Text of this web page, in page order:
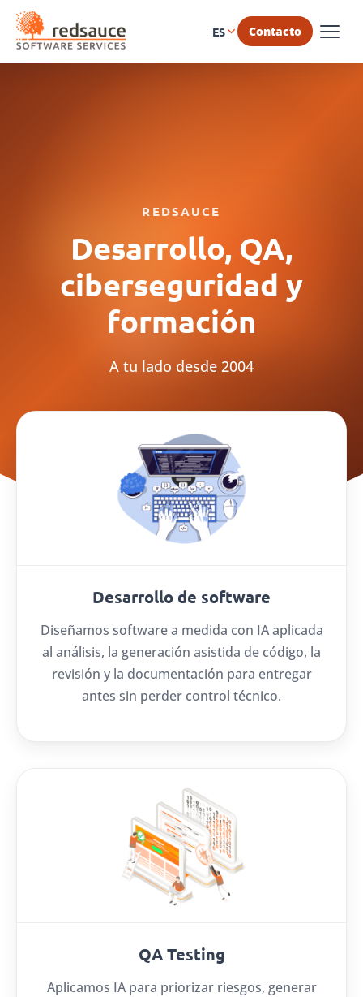
ES Contacto
REDSAUCE
Desarrollo, QA,
ciberseguridad y
formación
A tu lado desde 2004
Desarrollo de software
Diseñamos software a medida con IA aplicada
al análisis, la generación asistida de código, la
revisión y la documentación para entregar
antes sin perder control técnico.
QA Testing
Aplicamos IA para priorizar riesgos, generar